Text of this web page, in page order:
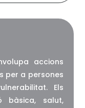
accions
per a persones
Els
bàsica, salut,